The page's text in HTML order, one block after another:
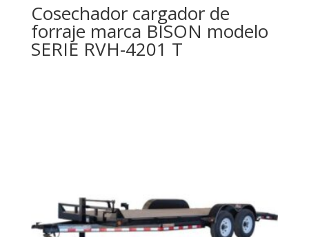
Cosechador cargador de
forraje marca BISON modelo
SERIE RVH-4201 T